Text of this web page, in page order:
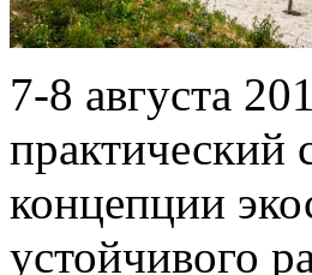
7-8 августа
концепции
устойчивого